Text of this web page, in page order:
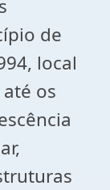
de
local
os